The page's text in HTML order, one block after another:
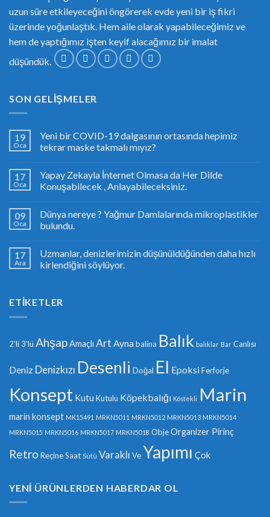
uzun süre etkileyeceğini öngörerek evde yeni bir iş fikri
üzerinde yoğunlaştık. Hem aile olarak yapabileceğimiz ve
hem de yaptığımız işten keyif alacağımız bir imalat
düşündük.
SON GELIŞMELER
19
Oca
Yeni bir COVID-19 dalgasının ortasında hepimiz
tekrar maske takmalı mıyız?
17
Oca
Yapay Zekayla İnternet Olmasa da Her Dilde
Konuşabilecek , Anlayabileceksiniz.
09
Oca
Dünya nereye ? Yağmur Damlalarında mikroplastikler
bulundu.
17
Ara
Uzmanlar, denizlerimizin düşünüldüğünden daha hızlı
kirlendiğini söylüyor.
ETIKETLER
2'li3'lü AhşapAmaçlı Art Aynabalina Balık balıklar Bar Canlısı
Deniz Denizkızı Desenli Doğal El EpoksiFerforje
Konsept Kutu Kutulu Köpekbalığı Köstekli Marin
marin konsept MK15491 MRKN5011 MRKN5012 MRKN5013 MRKN5014
MRKN5015 MRKN5016 MRKN5017 MRKN5018 ObjeOrganizer Pirinç
Retro ReçineSaat Sütü Varaklı VeYapımı Çok
YENI ÜRÜNLERDEN HABERDAR OL